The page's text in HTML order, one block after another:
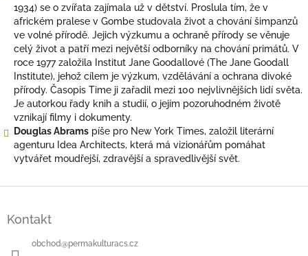
1934) se o zvířata zajímala už v dětství. Proslula tím, že v
africkém pralese v Gombe studovala život a chování šimpanzů
ve volné přírodě. Jejich výzkumu a ochraně přírody se věnuje
celý život a patří mezi největší odborníky na chování primátů. V
roce 1977 založila Institut Jane Goodallové (The Jane Goodall
Institute), jehož cílem je výzkum, vzdělávání a ochrana divoké
přírody. Časopis Time ji zařadil mezi 100 nejvlivnějších lidí světa.
Je autorkou řady knih a studií, o jejím pozoruhodném životě
vznikají filmy i dokumenty.
Douglas Abrams píše pro New York Times, založil literární
agenturu Idea Architects, která má vizionářům pomáhat
vytvářet moudřejší, zdravější a spravedlivější svět.
Kontakt
obchod@permakulturacs.cz